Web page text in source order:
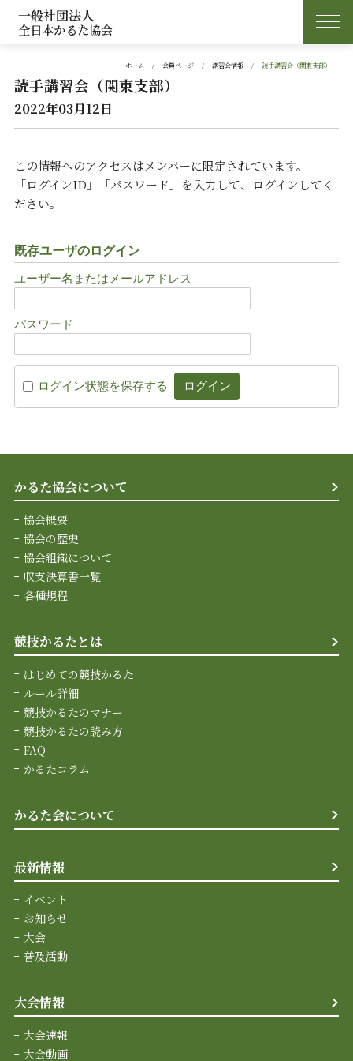
一般社団法人
全日本かるた協会
ホーム 会員ページ 講習会情報 読手講習会（関東支部）
読手講習会（関東支部）
2022年03月12日
この情報へのアクセスはメンバーに限定されています。
「ログインID」「パスワード」を入力して、ログインしてく
ださい。
既存ユーザのログイン
ユーザー名またはメールアドレス
パスワード
ログイン状態を保存する
かるた協会について
協会概要
協会の歴史
協会組織について
収支決算書一覧
各種規程
競技かるたとは
はじめての競技かるた
ルール詳細
競技かるたのマナー
競技かるたの読み方
FAQ
かるたコラム
かるた会について
最新情報
イベント
お知らせ
大会
普及活動
大会情報
大会速報
大会動画